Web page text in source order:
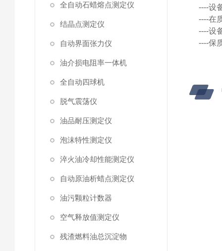
全自动石蜡熔点测定仪
结晶点测定仪
自动界面张力仪
油介损电阻率一体机
全自动四球机
脱气震荡仪
油品耐压测定仪
泡沫特性测定仪
淬火油冷却性能测定仪
自动原油析蜡点测定仪
油污颗粒计数器
空气释放值测定仪
残渣燃料油总沉淀物
----设
----在
----设
----保